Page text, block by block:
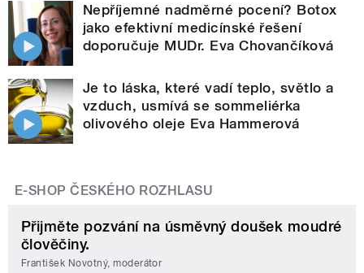
Nepříjemné nadměrné pocení? Botox
jako efektivní medicínské řešení
doporučuje MUDr. Eva Chovančíková
Je to láska, které vadí teplo, světlo a
vzduch, usmívá se sommeliérka
olivového oleje Eva Hammerová
E-SHOP ČESKÉHO ROZHLASU
Přijměte pozvání na úsměvný doušek moudré
člověčiny.
František Novotný, moderátor